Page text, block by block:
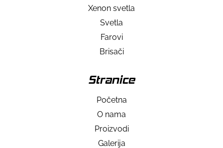
Xenon svetla
Svetla
Farovi
Brisači
Stranice
Početna
O nama
Proizvodi
Galerija